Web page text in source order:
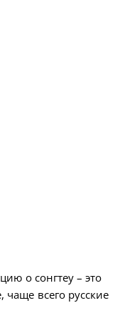
о сонгтеу – это
всего русские